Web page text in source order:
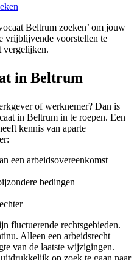
Beltrum zoeken’ om jouw
vrijblijvende voorstellen te
vergelijken.
in Beltrum
of werknemer? Dan is
in Beltrum in te roepen. Een
kennis van aparte
een arbeidsovereenkomst
bedingen
fluctuerende rechtsgebieden.
Alleen een arbeidsrecht
van de laatste wijzigingen.
op zoek te gaan naar